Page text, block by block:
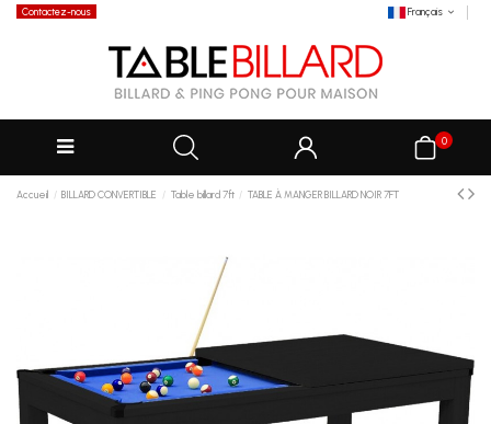
Contactez-nous Français
0
Accueil BILLARD CONVERTIBLE Table billard 7ft TABLE À MANGER BILLARD NOIR 7FT